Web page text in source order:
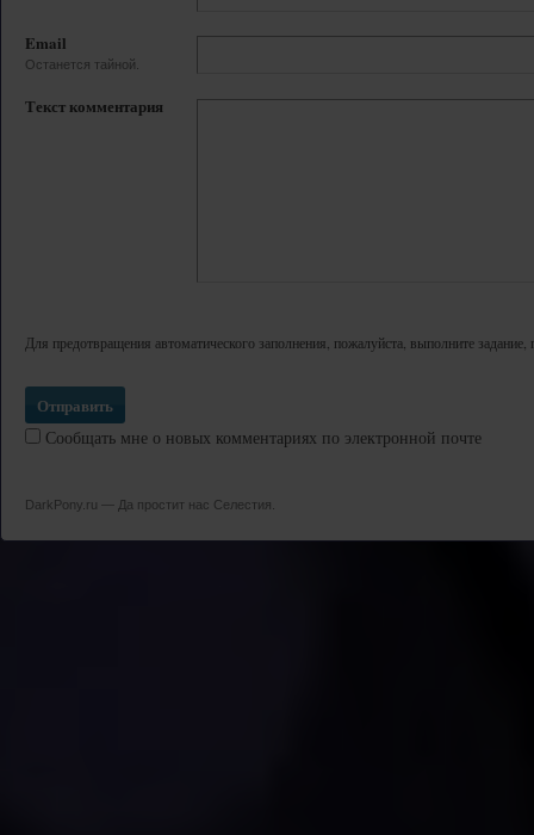
Email
Останется тайной.
Текст комментария
Для предотвращения автоматического заполнения, пожалуйста, выполните
Сообщать мне о новых комментариях по электронной почте
DarkPony.ru — Да простит нас Селестия.